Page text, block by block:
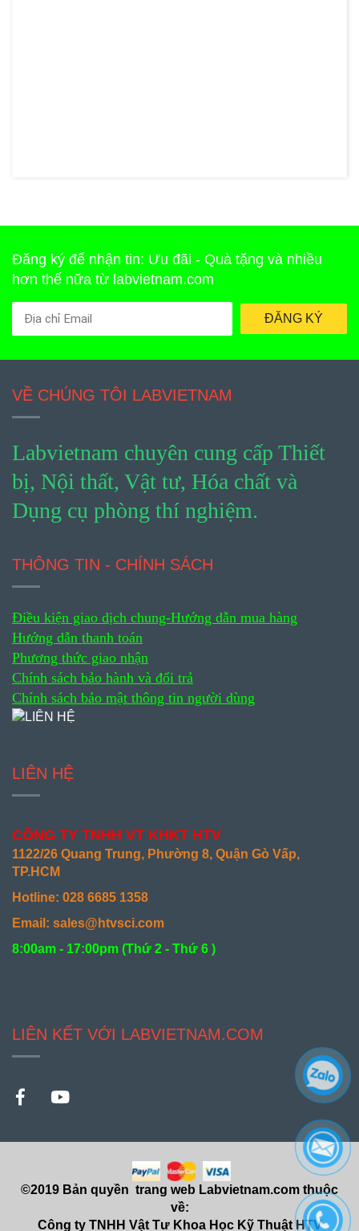
Đăng ký để nhận tin: Ưu đãi - Quà tặng và nhiều
hơn thế nữa từ labvietnam.com
ĐĂNG KÝ
VỀ CHÚNG TÔI LABVIETNAM
Labvietnam chuyên cung cấp Thiết
bị, Nội thất, Vật tư, Hóa chất và
Dụng cụ phòng thí nghiệm.
THÔNG TIN - CHÍNH SÁCH
Điều kiện giao dịch chung-Hướng dẫn mua hàng
Hướng dẫn thanh toán
Phương thức giao nhận
Chính sách bảo hành và đổi trả
Chính sách bảo mật thông tin người dùng
LIÊN HỆ
CÔNG TY TNHH VT KHKT HTV
1122/26 Quang Trung, Phường 8, Quận Gò Vấp,
TP.HCM
Hotline: 028 6685 1358
Email: sales@htvsci.com
8:00am - 17:00pm (Thứ 2 - Thứ 6 )
LIÊN KẾT VỚI LABVIETNAM.COM
©2019 Bản quyền trang web Labvietnam.com thuộc
về:
Công ty TNHH Vật Tư Khoa Học Kỹ Thuật HTV